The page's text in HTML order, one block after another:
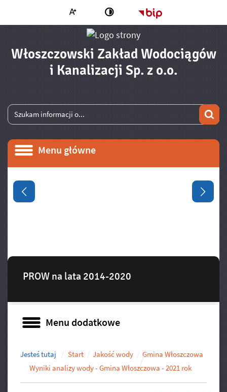
Większa czcionkaZmień kontrast Strona główna
Włoszczowski Zakład Wodociągów
i Kanalizacji Sp. z o.o. -
Wyszukiwarka
Wyszukiwana fraza
Menu główne
Menu główne
Informacje
PROW na lata 2014-2020
Poprzedni slajd
Menu dodatkowe
Menu dodatkowe
Jesteś tutaj Start Jakość wody
Gmina Włoszczowa
Wyniki analizy wody - Gmina Włoszczowa - 2021 rok